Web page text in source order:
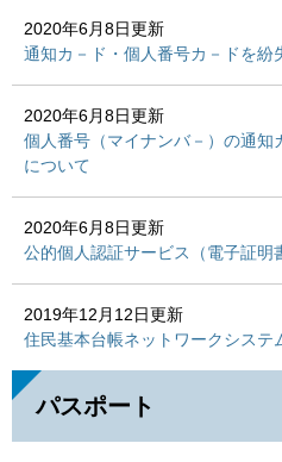
2020年6月8日更新
通知カ－ド・個人番号カ－ドを紛
2020年6月8日更新
個人番号（マイナンバ－）の通知
について
2020年6月8日更新
公的個人認証サービス（電子証明
2019年12月12日更新
住民基本台帳ネットワークシステ
パスポート